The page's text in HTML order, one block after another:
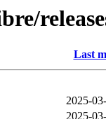
Last
2025-
2025-